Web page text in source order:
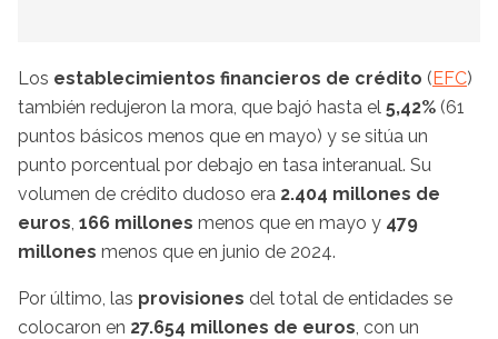
Los establecimientos financieros de crédito (EFC)
también redujeron la mora, que bajó hasta el 5,42% (61
puntos básicos menos que en mayo) y se sitúa un
punto porcentual por debajo en tasa interanual. Su
volumen de crédito dudoso era 2.404 millones de
euros, 166 millones menos que en mayo y 479
millones menos que en junio de 2024.
Por último, las provisiones del total de entidades se
colocaron en 27.654 millones de euros, con un